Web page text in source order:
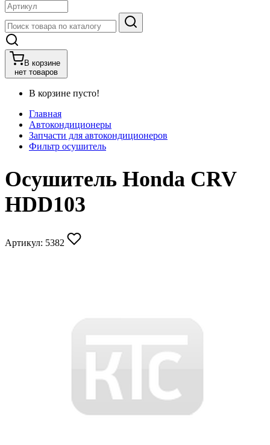
В корзине
нет товаров
В корзине пусто!
Главная
Автокондиционеры
Запчасти для автокондиционеров
Фильтр осушитель
Осушитель Honda CRV
HDD103
Артикул: 5382